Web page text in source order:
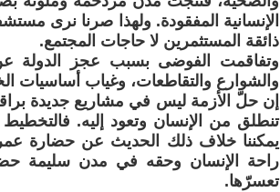
الإنسانية المفقودة. ولهذا صرنا نرى
ذائقة المستثمرين لا حاجات المجتمع.
وتفاقمت الفوضى بسبب عجز الدولة عن
والشوارع والتقاطعات، وغياب أساسيات
إن حلّ الأزمة ليس في مشاريع جديدة
تنطلق من الإنسان وتعود إليه.
يمكننا خلاف ذلك الحديث عن حضارة
راحة الإنسان وحقه في مدن سليمة
تعسرّها.